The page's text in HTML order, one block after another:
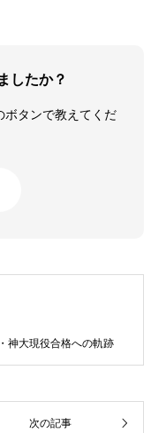
したか？
ボタンで教えてくだ
神大現役合格への軌跡
次の記事